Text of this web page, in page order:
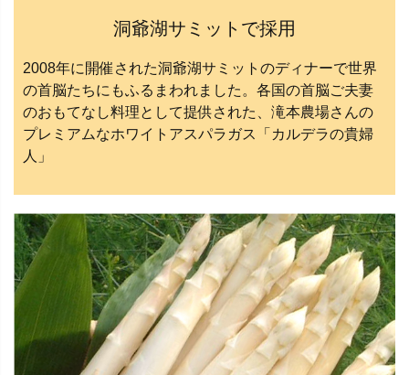
洞爺湖サミットで採用
2008年に開催された洞爺湖サミットのディナーで世界
の首脳たちにもふるまわれました。各国の首脳ご夫妻
のおもてなし料理として提供された、滝本農場さんの
プレミアムなホワイトアスパラガス「カルデラの貴婦
人」